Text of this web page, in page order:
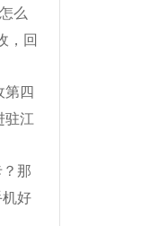
么
，回
第四
驻江
那
机好